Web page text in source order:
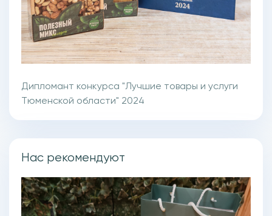
Дипломант конкурса "Лучшие товары и услуги
Тюменской области" 2024
Нас рекомендуют